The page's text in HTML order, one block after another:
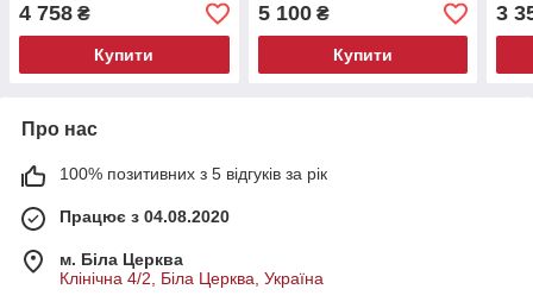
4 758 ₴
Купити
5 100₴
Купити
3
Про нас
100% позитивних з 5 відгуків за рік
Працює з 04.08.2020
м. Біла Церква
Клінічна 4/2, Біла Церква, Україна